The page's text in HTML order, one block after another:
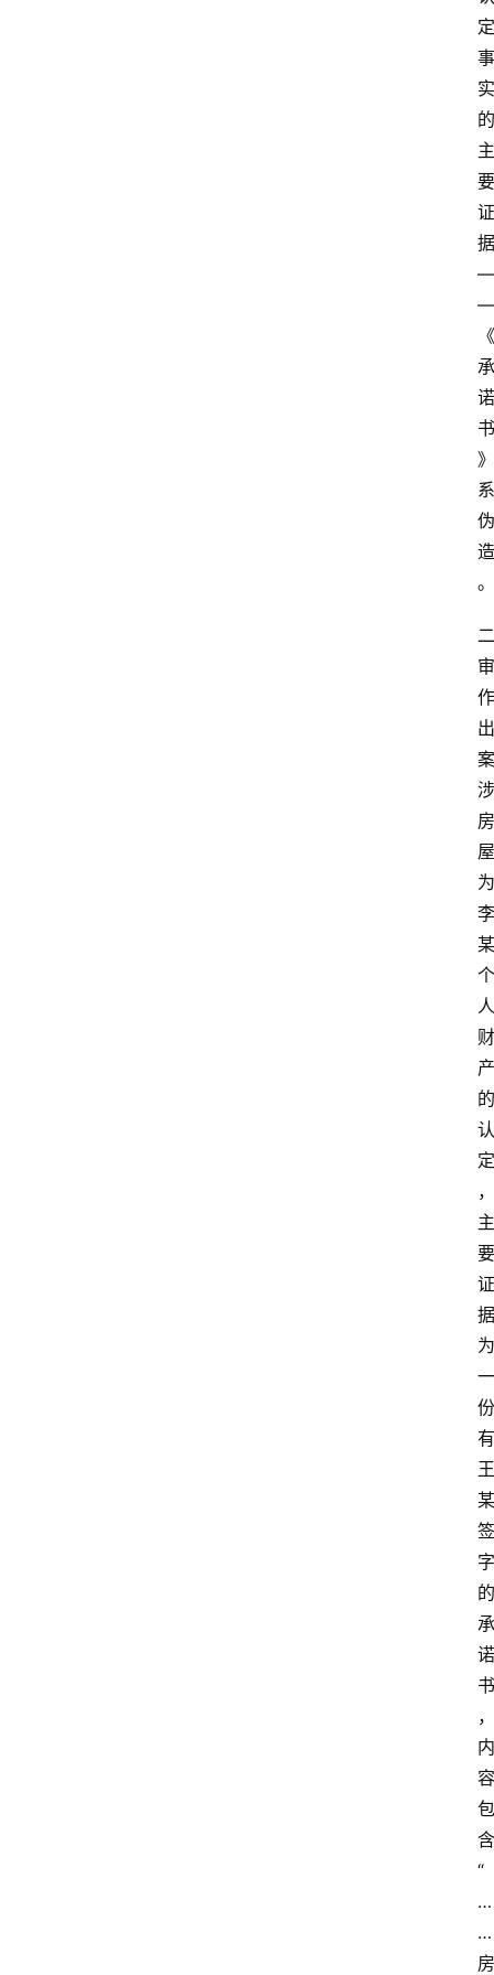
定
事
实
的
主
要
证
据
—
—
《
承
诺
书
》
系
伪
造
。
二
审
作
出
案
涉
房
屋
为
李
某
个
人
财
产
的
认
定
，
主
要
证
据
为
一
份
有
王
某
签
字
的
承
诺
书
，
内
容
包
含
“
…
…
房